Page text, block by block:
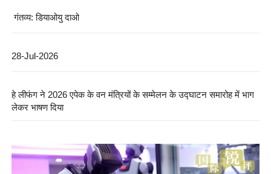
गंतव्य: डियाओयु दाओ
28-Jul-2026
हे लीफंग ने 2026 एपेक के वन मंत्रियों के सम्मेलन के उद्घाटन समारोह में भाग
लेकर भाषण दिया